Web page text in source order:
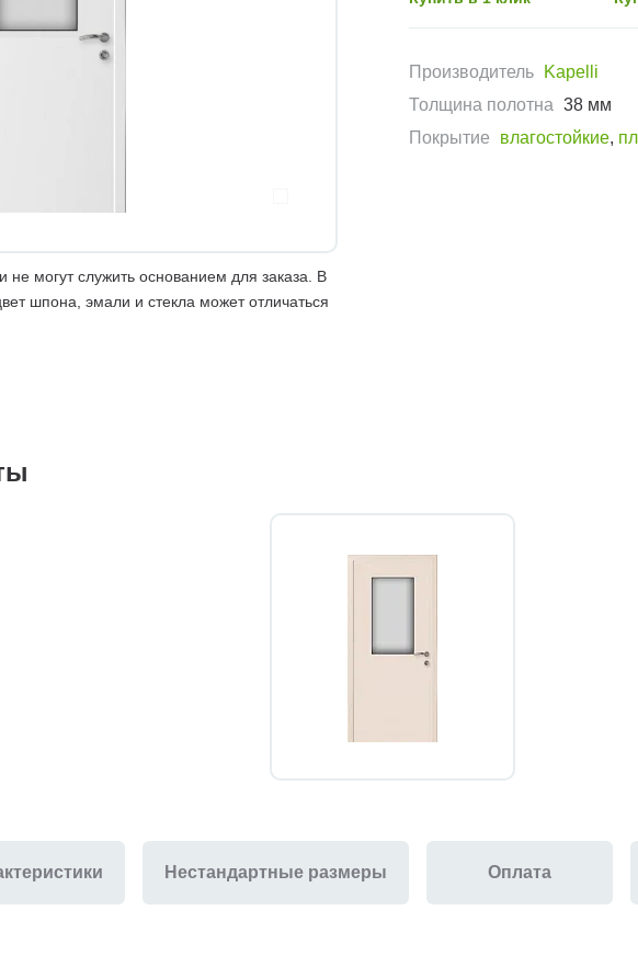
могут служить основанием для заказа. В
шпона, эмали и стекла может отличаться
Производитель
Kapelli
Толщина полотна 38 мм
Покрытие
влагостойкие,
Нестандартные размеры Оплата